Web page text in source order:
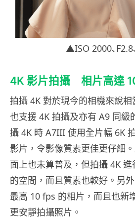
▲ISO 2000､
4K 影片拍攝 相片高達
拍攝 4K 對於現今的相機來說
也支援 4K 拍攝及亦有 A9 同級
攝 4K 時 A7III 使用全片幅 6K
影片，令影像質素更佳更仔細
面上也未算普及，但拍攝 4K
的空間，而且質素也較好。另
最高 10 fps 的相片，而且也新
更安靜拍攝照片。